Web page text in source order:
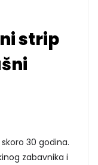
strip
30 godina.
zabavnika i